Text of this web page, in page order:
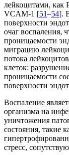
лейкоцитами, как
VCAM-1 [51–54].
поверхности
очаг воспаления,
проницаемости
миграцию
потока
клеток:
проницаемости
поверхности
Воспаление
организма на
уничтожения
состояния, такие
стресс,